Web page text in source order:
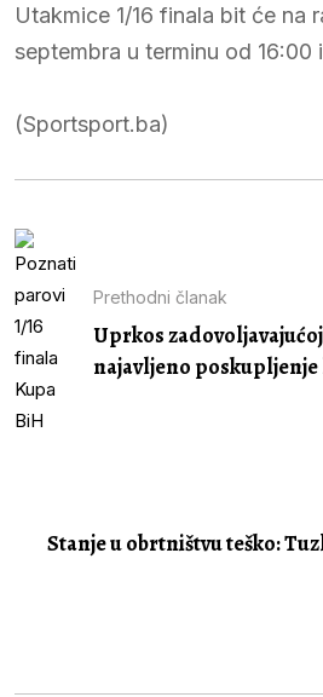
Utakmice 1/16 finala bit će na
septembra u terminu od 16:00
(Sportsport.ba)
Prethodni članak
Uprkos
najavljeno poskupljenje
Stanje u obrtništvu teško: